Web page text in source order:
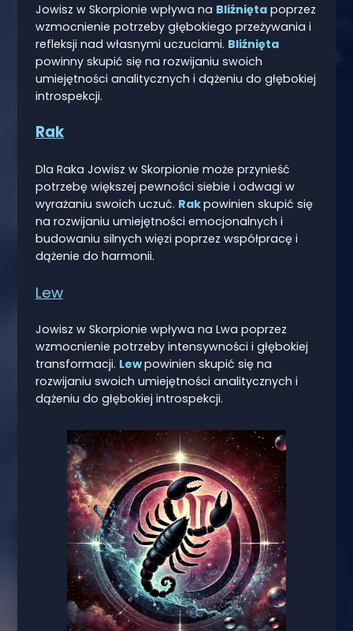
Jowisz w Skorpionie wpływa na Bliźniętapoprzez
wzmocnienie potrzeby głębokiego przeżywania i
refleksji nad własnymi uczuciami. Bliźnięta
powinny skupić się na rozwijaniu swoich
umiejętności analitycznych i dążeniu do głębokiej
introspekcji.
Rak
Dla Raka Jowisz w Skorpionie może przynieść
potrzebę większej pewności siebie i odwagi w
wyrażaniu swoich uczuć. Rakpowinien skupić się
na rozwijaniu umiejętności emocjonalnych i
budowaniu silnych więzi poprzez współpracę i
dążenie do harmonii.
Lew
Jowisz w Skorpionie wpływa na Lwa poprzez
wzmocnienie potrzeby intensywności i głębokiej
transformacji. Lewpowinien skupić się na
rozwijaniu swoich umiejętności analitycznych i
dążeniu do głębokiej introspekcji.